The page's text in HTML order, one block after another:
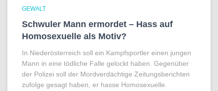
GEWALT
Schwuler Mann ermordet – Hass auf
Homo­sexuelle als Motiv?
In Niederösterreich soll ein Kampfsportler einen jungen
Mann in eine tödliche Falle gelockt haben. Gegenüber
der Polizei soll der Mordverdächtige Zeitungsberichten
zufolge gesagt haben, er hasse Homosexuelle.